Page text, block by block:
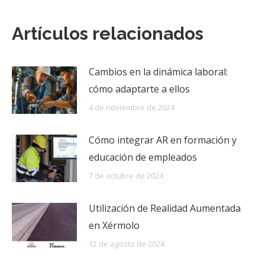
Artículos relacionados
Cambios en la dinámica laboral:
cómo adaptarte a ellos
4 de noviembre de 2024
Cómo integrar AR en formación y
educación de empleados
7 de octubre de 2024
Utilización de Realidad Aumentada
en Xérmolo
12 de agosto de 2024